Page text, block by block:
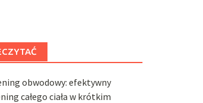
obwodowy: efektywny
całego ciała w krótkim